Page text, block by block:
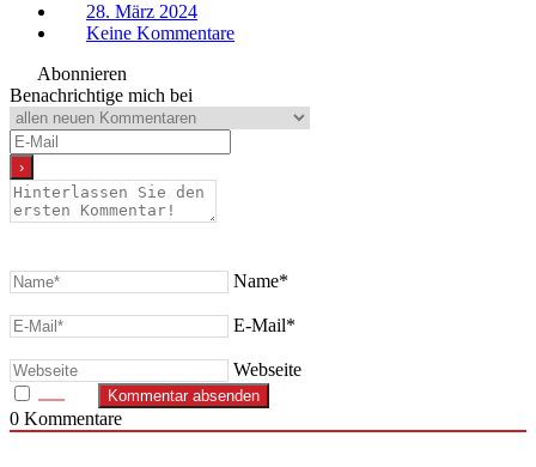
28. März 2024
Keine Kommentare
Abonnieren
Benachrichtige mich bei
Name*
E-Mail*
Webseite
0 Kommentare